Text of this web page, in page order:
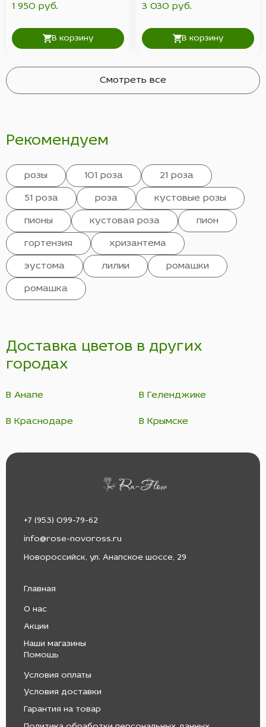
1 950 руб.
В корзину
3 030 руб.
В корзину
Смотреть все
Рекомендуем
розы 101 роза 21 роза
51 роза роза кустовые розы
пионы кустовая роза пион
гортензия хризантема
эустома лилии ромашки
ромашка
Доставка цветов в других
городах
В Анапе В Геленджике
В Краснодаре В Крымске
+7 (953) 099-79-62
info@rose-novoross.ru
Новороссийск, ул. Анапское шоссе, 29
Главная
О нас
Акции
Наши магазины
Помощь
Условия оплаты
Условия доставки
Гарантия на товар